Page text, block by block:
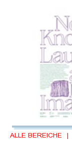
ALLE BEREICHE